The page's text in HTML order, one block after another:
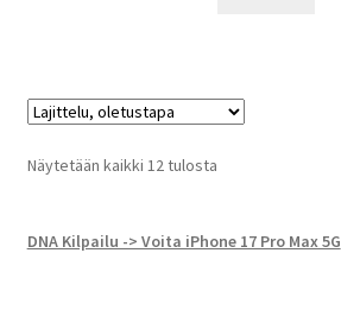
Näytetään kaikki 12 tulosta
DNA Kilpailu -> Voita iPhone 17 Pro Max 5G